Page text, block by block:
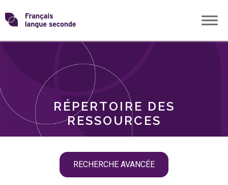
Skip
toTransformons
langue
RÉPERTOIRE DES
RESSOURCES
RECHERCHE AVANCÉE
THÈMES